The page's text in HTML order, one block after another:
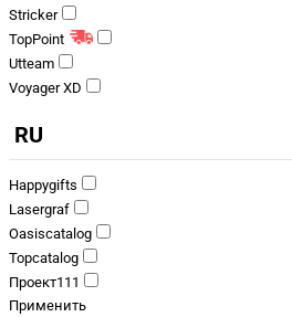
Stricker
TopPoint
Utteam
Voyager XD
RU
Happygifts
Lasergraf
Oasiscatalog
Topcatalog
Проект111
Применить